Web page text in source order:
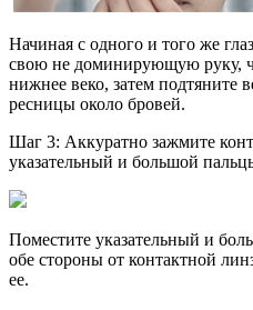
Начиная с одного и того же
свою не доминирующую руку,
нижнее веко, затем подтяните
ресницы около бровей.
Шаг 3: Аккуратно зажмите
указательный и большой
Поместите указательный и
обе стороны от контактной
ее.